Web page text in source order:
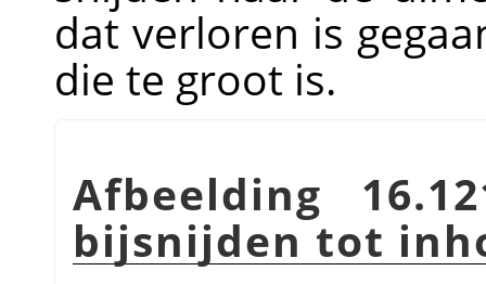
dat verloren is
die te groot is.
Afbeelding
bijsnijden tot